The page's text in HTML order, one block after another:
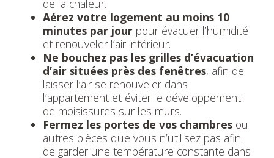
de la chaleur.
Aérez votre logement au moins 10
minutes par jour pour évacuer l’humidité
et renouveler l’air intérieur.
Ne bouchez pas les grilles d’évacuation
d’air situées près des fenêtres, afin de
laisser l’air se renouveler dans
l’appartement et éviter le développement
de moisissures sur les murs.
Fermez les portes de vos chambres ou
autres pièces que vous n’utilisez pas afin
de garder une température constante dans